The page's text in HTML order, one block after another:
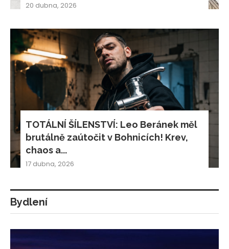
20 dubna, 2026
TOTÁLNÍ ŠÍLENSTVÍ: Leo Beránek měl
brutálně zaútočit v Bohnicích! Krev,
chaos a...
17 dubna, 2026
Bydlení